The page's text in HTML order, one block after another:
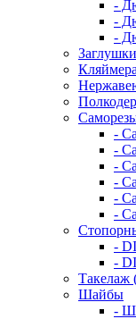
-
-
-
Кляймера
-
-
-
-
-
-
-
-
Такелаж
Шайбы
-